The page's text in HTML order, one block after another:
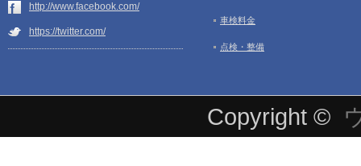
http://www.facebook.com/
https://twitter.com/
車検料金
点検・整備
Copyright ©